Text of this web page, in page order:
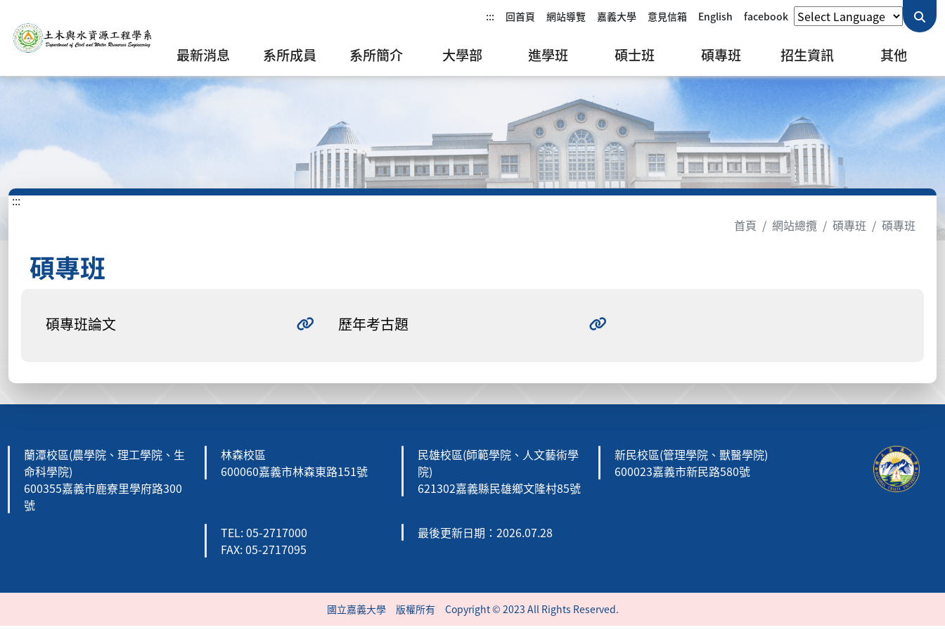
::: 回首頁 網站導覽 嘉義大學 意見信箱 English facebook
最新消息 系所成員 系所簡介 大學部 進學班 碩士班 碩專班 招生資訊 其他
:::
首頁
網站總攬 碩專班 碩專班
碩專班
碩專班論文 歷年考古題
蘭潭校區(農學院、理工學院、生
命科學院)
600355嘉義市鹿寮里學府路300
號
林森校區
600060嘉義市林森東路151號
民雄校區(師範學院、人文藝術學
院)
621302嘉義縣民雄鄉文隆村85號
新民校區(管理學院、獸醫學院)
600023嘉義市新民路580號
TEL: 05-2717000
FAX: 05-2717095
最後更新日期：2026.07.28
國立嘉義大學 版權所有 Copyright © 2023 All Rights Reserved.